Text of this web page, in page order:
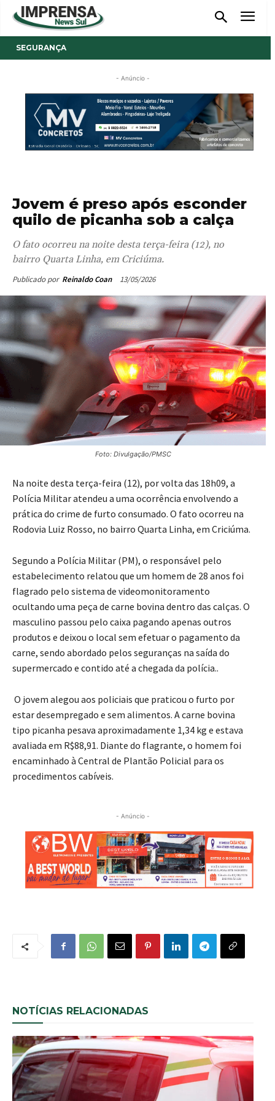
SEGURANÇA
- Anúncio -
Jovem é preso após esconder
quilo de picanha sob a calça
O fato ocorreu na noite desta terça-feira (12), no
bairro Quarta Linha, em Criciúma.
Publicado por Reinaldo Coan 13/05/2026
Foto: Divulgação/PMSC
Na noite desta terça-feira (12), por volta das 18h09, a
Polícia Militar atendeu a uma ocorrência envolvendo a
prática do crime de furto consumado. O fato ocorreu na
Rodovia Luiz Rosso, no bairro Quarta Linha, em Criciúma.
Segundo a Polícia Militar (PM), o responsável pelo
estabelecimento relatou que um homem de 28 anos foi
flagrado pelo sistema de videomonitoramento
ocultando uma peça de carne bovina dentro das calças. O
masculino passou pelo caixa pagando apenas outros
produtos e deixou o local sem efetuar o pagamento da
carne, sendo abordado pelos seguranças na saída do
supermercado e contido até a chegada da polícia..
O jovem alegou aos policiais que praticou o furto por
estar desempregado e sem alimentos. A carne bovina
tipo picanha pesava aproximadamente 1,34 kg e estava
avaliada em R$88,91. Diante do flagrante, o homem foi
encaminhado à Central de Plantão Policial para os
procedimentos cabíveis.
- Anúncio -
NOTÍCIAS RELACIONADAS